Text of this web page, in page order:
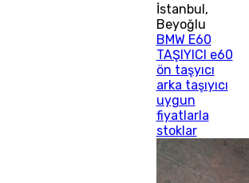
İstanbul,
Beyoğlu
BMW E60
TAŞIYICI e60
ön taşyıcı
arka taşıyıcı
uygun
fiyatlarla
stoklar